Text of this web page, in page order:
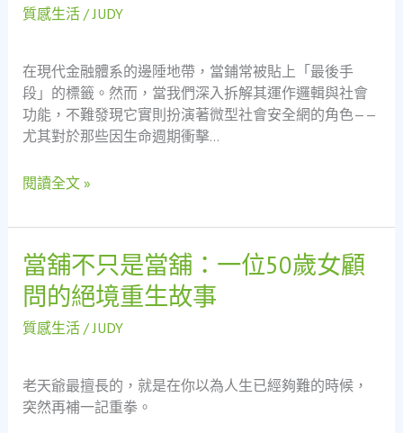
質感生活/JUDY
在現代金融體系的邊陲地帶，當鋪常被貼上「最後手
段」的標籤。然而，當我們深入拆解其運作邏輯與社會
功能，不難發現它實則扮演著微型社會安全網的角色——
尤其對於那些因生命週期衝擊…
為
安
全
網：
一
單
媽
媽
的
數
位
轉
與
財
閱讀全文 »
當舖不只是當舖：一位50歲女顧
問的絕境重生故事
質感生活/JUDY
老天爺最擅長的，就是在你以為人生已經夠難的時候，
突然再補一記重拳。
當
舖
不
只
舖：
一